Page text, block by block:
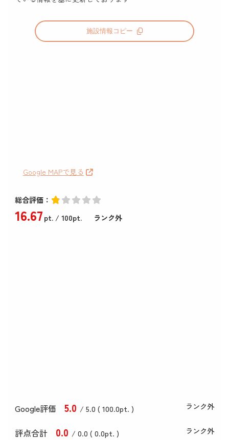
施設情報コピー
Google MAPで見る
総合評価：
16.67pt./ 100pt. ランク外
Google評価 5.0 / 5.0 ( 100.0pt. ) ランク外
評点合計 0.0 / 0.0 ( 0.0pt. ) ランク外